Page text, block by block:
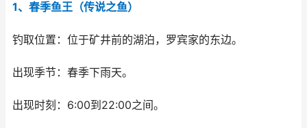
1、春季鱼王（传说之鱼）
钓取位置：位于矿井前的湖泊，罗宾家的东边。
出现季节：春季下雨天。
出现时刻：6:00到22:00之间。